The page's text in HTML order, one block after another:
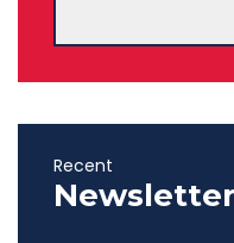
Recent